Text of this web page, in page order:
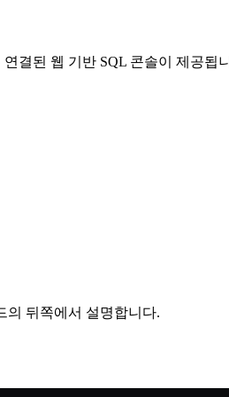
결된 웹 기반 SQL 콘솔이 제공됩니
의 뒤쪽에서 설명합니다.